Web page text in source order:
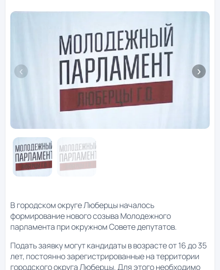
В городском округе Люберцы началось
формирование нового созыва Молодежного
парламента при окружном Совете депутатов.
Подать заявку могут кандидаты в возрасте от 16 до 35
лет, постоянно зарегистрированные на территории
городского округа Люберцы. Для этого необходимо